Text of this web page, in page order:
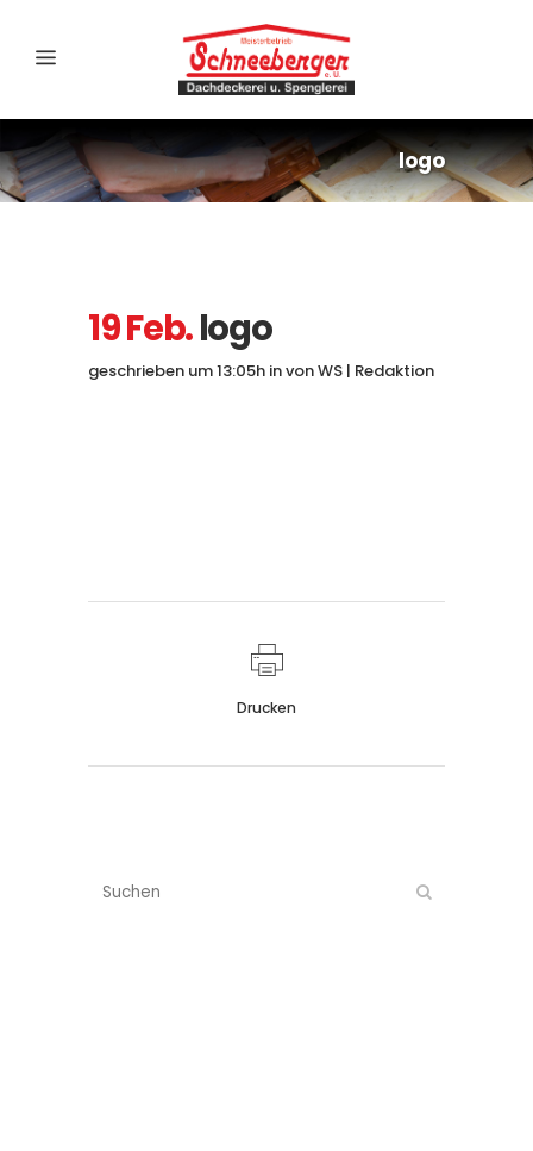
logo
19 Feb.logo
geschrieben um 13:05h invonWS | Redaktion
Drucken